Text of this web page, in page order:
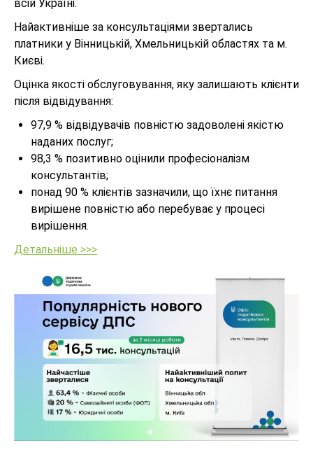
всій Україні.
Найактивніше за консультаціями звертались
платники у Вінницькій, Хмельницькій областях та м.
Києві.
Оцінка якості обслуговування, яку залишають клієнти
після відвідування:
97,9 % відвідувачів повністю задоволені якістю
наданих послуг;
98,3 % позитивно оцінили професіоналізм
консультантів;
понад 90 % клієнтів зазначили, що їхнє питання
вирішене повністю або перебуває у процесі
вирішення.
Детальніше >>>